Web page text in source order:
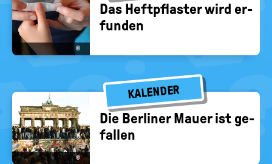
©
Das Heft­pflas­ter wird er­
fun­den
KALENDER
©
Die Ber­li­ner Mauer ist ge­
fal­len